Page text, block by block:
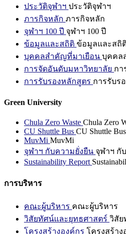
ประวัติจุฬาฯ ประวัติจุฬาฯ
ภารกิจหลัก ภารกิจหลัก
จุฬาฯ 100 ปี จุฬาฯ 100 ปี
ข้อมูลและสถิติ ข้อมูลและสถิ
บุคคลสำคัญที่มาเยือน บุคคล
การจัดอันดับมหาวิทยาลัย กา
การรับรองหลักสูตร การรับร
Green University
Chula Zero Waste Chula Zero
CU Shuttle Bus CU Shuttle Bus
MuvMi MuvMi
จุฬาฯ กับความยั่งยืน จุฬาฯ กั
Sustainability Report
การบริหาร
คณะผู้บริหาร คณะผู้บริหาร
วิสัยทัศน์และยุทธศาสตร์ วิสัย
โครงสร้างองค์กร โครงสร้าง